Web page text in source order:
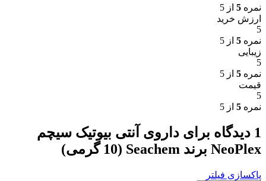
نمره 5 از 5
ارزش خرید
5
نمره 5 از 5
زیبایی
5
نمره 5 از 5
قیمت
5
نمره 5 از 5
1 دیدگاه برای
داروی آنتی بیوتیک سیچم
NeoPlex برند Seachem (10 گرمی)
پاکسازی فیلتر